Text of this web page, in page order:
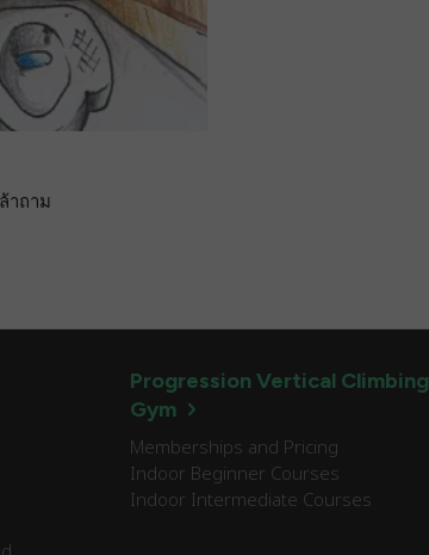
าถาม
Progression Vertical Climbing
Gym
Memberships and Pricing
Indoor Beginner Courses
Indoor Intermediate Courses